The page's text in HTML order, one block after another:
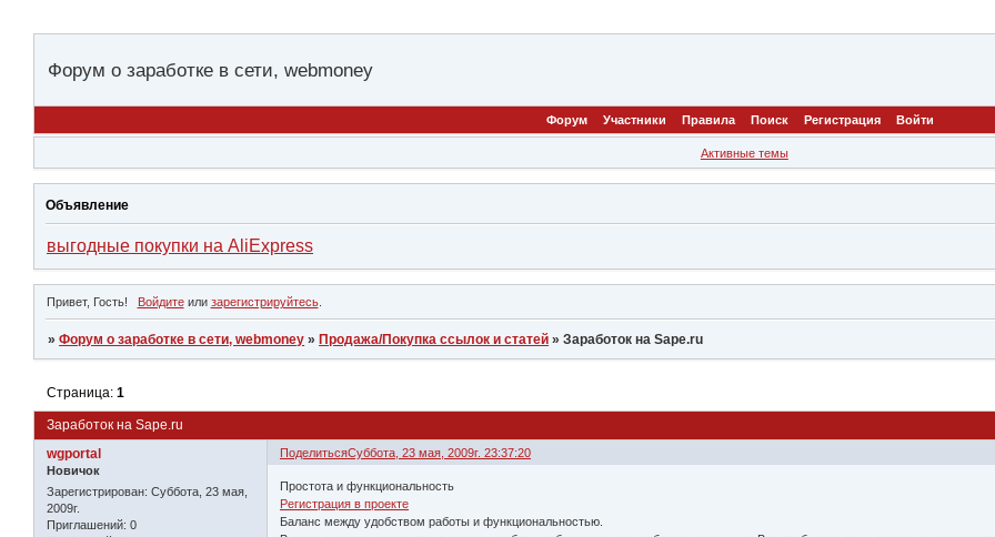
Форум о заработке в сети, webmoney
Форум Участники Правила Поиск Регистрация Войти
Активные темы
Объявление
выгодные покупки на AliExpress
Привет, Гость! Войдитеили зарегистрируйтесь.
»Форум о заработке в сети, webmoney » Продажа/Покупка ссылок и статей »Заработок на Sape.ru
Заработок на Sape.ru
Страница:1
ПоделитьсяСуббота, 23 мая, 2009г. 23:37:20
wgportal
Новичок
Зарегистрирован: Суббота, 23 мая,
2009г.
Приглашений: 0
Простота и функциональность
Регистрация в проекте
Баланс между удобством работы и функциональностью.